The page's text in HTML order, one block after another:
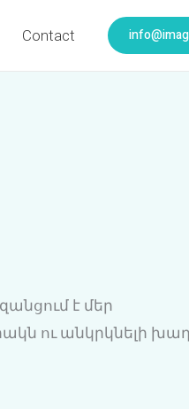
Contact
է մեր
ու անկրկնելի